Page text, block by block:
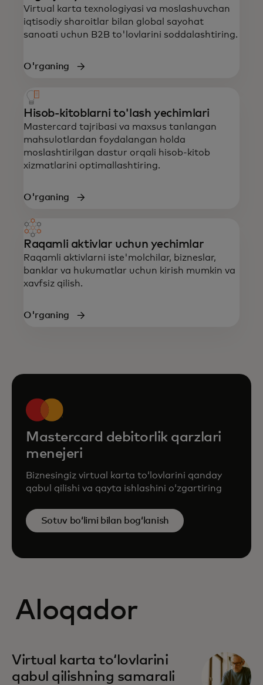
Virtual karta texnologiyasi va moslashuvchan
iqtisodiy sharoitlar bilan global sayohat
sanoati uchun B2B to'lovlarini soddalashtiring.
O'rganing
Hisob-kitoblarni to'lash yechimlari
Mastercard tajribasi va maxsus tanlangan
mahsulotlardan foydalangan holda
moslashtirilgan dastur orqali hisob-kitob
xizmatlarini optimallashtiring.
O'rganing
Raqamli aktivlar uchun yechimlar
Raqamli aktivlarni iste'molchilar, bizneslar,
banklar va hukumatlar uchun kirish mumkin va
xavfsiz qilish.
O'rganing
Mastercard debitorlik qarzlari
menejeri
Biznesingiz virtual karta toʻlovlarini qanday
qabul qilishi va qayta ishlashini oʻzgartiring
Sotuv boʻlimi bilan bogʻlanish
Aloqador
Virtual karta toʻlovlarini
qabul qilishning samarali